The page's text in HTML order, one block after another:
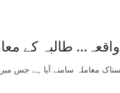
واقعہ… طالبہ کے
معاملہ سامنے آیا ہے جس